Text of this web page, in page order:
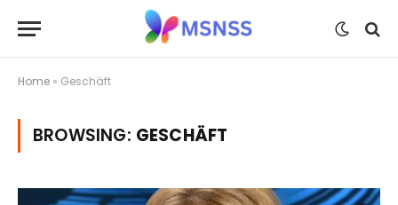
Home » Geschäft
BROWSING: GESCHÄFT